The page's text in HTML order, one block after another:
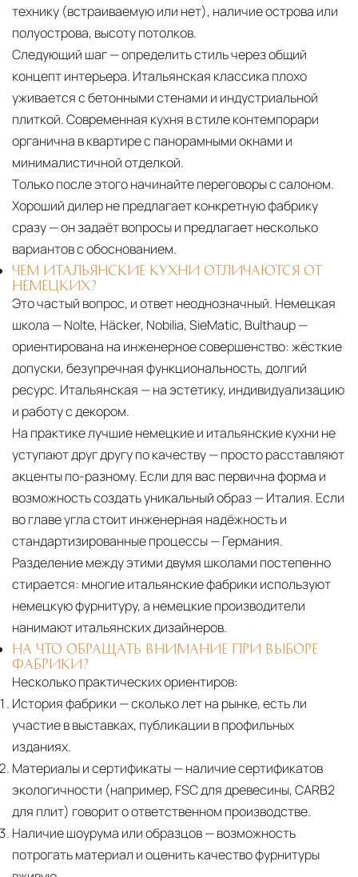
технику (встраиваемую или нет), наличие острова или
полуострова, высоту потолков.
Следующий шаг — определить стиль через общий
концепт интерьера. Итальянская классика плохо
уживается с бетонными стенами и индустриальной
плиткой. Современная кухня в стиле контемпорари
органична в квартире с панорамными окнами и
минималистичной отделкой.
Только после этого начинайте переговоры с салоном.
Хороший дилер не предлагает конкретную фабрику
сразу — он задаёт вопросы и предлагает несколько
вариантов с обоснованием.
ЧЕМ ИТАЛЬЯНСКИЕ КУХНИ ОТЛИЧАЮТСЯ ОТ
НЕМЕЦКИХ?
Это частый вопрос, и ответ неоднозначный. Немецкая
школа — Nolte, Häcker, Nobilia, SieMatic, Bulthaup —
ориентирована на инженерное совершенство: жёсткие
допуски, безупречная функциональность, долгий
ресурс. Итальянская — на эстетику, индивидуализацию
и работу с декором.
На практике лучшие немецкие и итальянские кухни не
уступают друг другу по качеству — просто расставляют
акценты по-разному. Если для вас первична форма и
возможность создать уникальный образ — Италия. Если
во главе угла стоит инженерная надёжность и
стандартизированные процессы — Германия.
Разделение между этими двумя школами постепенно
стирается: многие итальянские фабрики используют
немецкую фурнитуру, а немецкие производители
нанимают итальянских дизайнеров.
НА ЧТО ОБРАЩАТЬ ВНИМАНИЕ ПРИ ВЫБОРЕ
ФАБРИКИ?
Несколько практических ориентиров:
История фабрики — сколько лет на рынке, есть ли
участие в выставках, публикации в профильных
изданиях.
Материалы и сертификаты— наличие сертификатов
экологичности (например, FSC для древесины, CARB2
для плит) говорит о ответственном производстве.
Наличие шоурума или образцов— возможность
потрогать материал и оценить качество фурнитуры